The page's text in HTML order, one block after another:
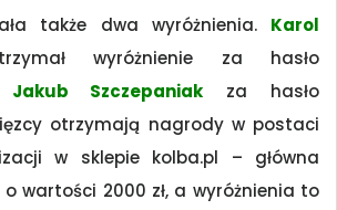
także dwa wyróżnienia. Karol
wyróżnienie za hasło
Jakub Szczepaniak za hasło
otrzymają nagrody w postaci
w sklepie kolba.pl – główna
wartości 2000 zł, a wyróżnienia to